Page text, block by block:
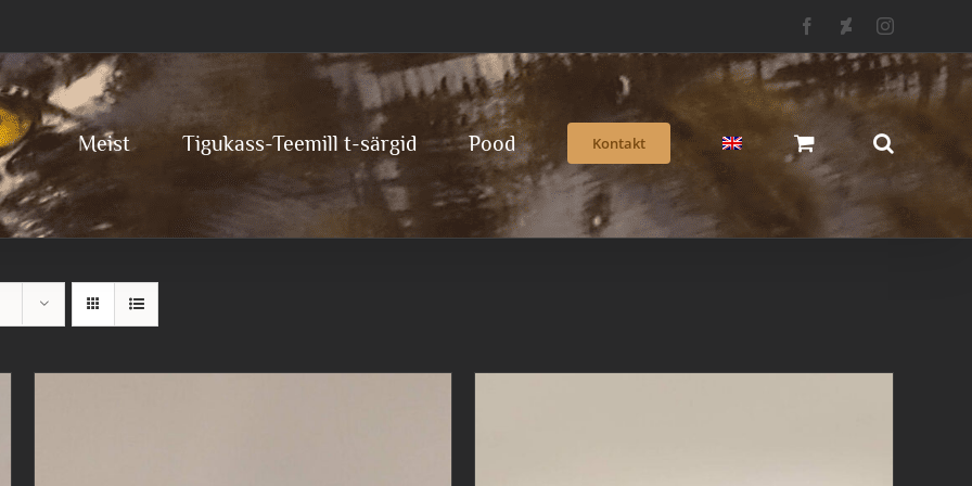
FacebookDeviantartInstagram
Meist Tigukass-Teemill t-särgid Pood Kontakt